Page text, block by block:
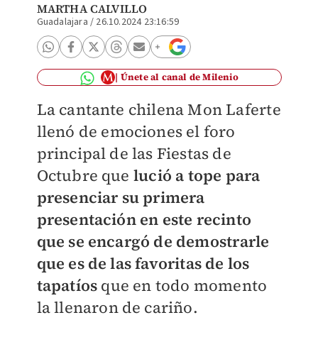
MARTHA CALVILLO
Guadalajara / 26.10.2024 23:16:59
Únete al canal de Milenio
La cantante chilena Mon Laferte
llenó de emociones el foro
principal de las Fiestas de
Octubre que lució a tope para
presenciar su primera
presentación en este recinto
que se encargó de demostrarle
que es de las favoritas de los
tapatíos que en todo momento
la llenaron de cariño.